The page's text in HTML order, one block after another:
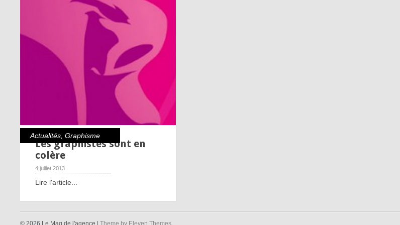
Actualités ,Graphisme
Les graphistes sont en
colère
4 juillet 2013
Lire l'article...
© 2026 Le Mag de l'agence |Theme by Eleven Themes